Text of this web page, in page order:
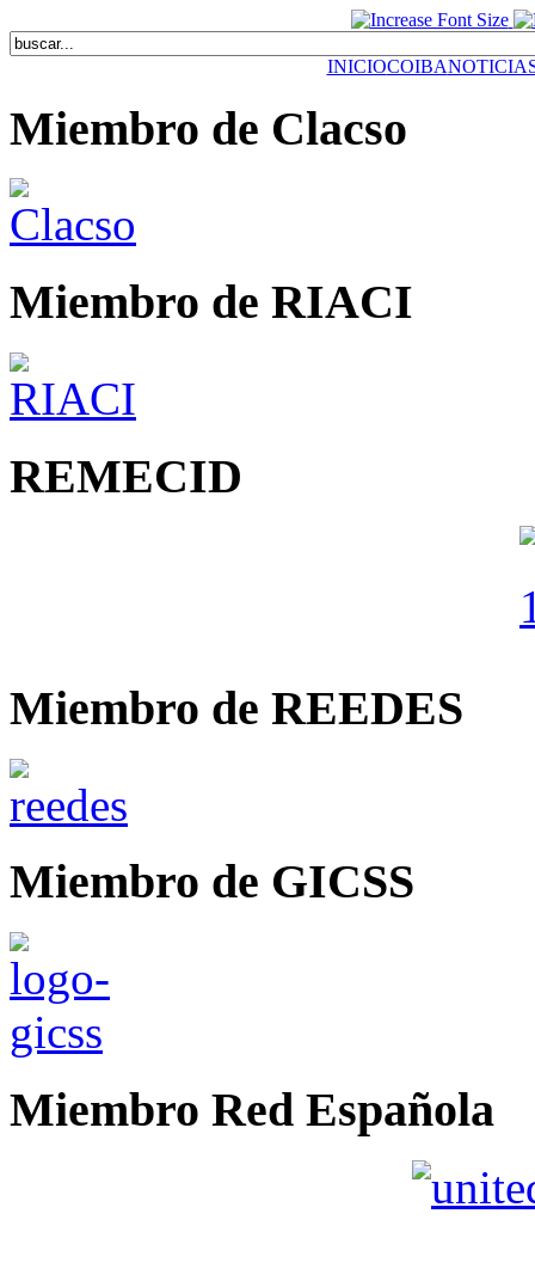
INICIOCOIBA
Miembro de Clacso
Miembro de RIACI
REMECID
Miembro de REEDES
Miembro de GICSS
Miembro Red Española